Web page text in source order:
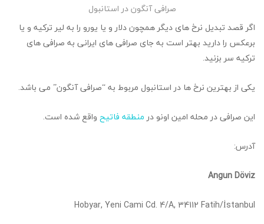
صرافی آنگون در استانبول
اگر قصد تبدیل نرخ های دیگر همچون دلار و یا یورو را به لیر ترکیه و یا
برعکس را دارید بهتر است به جای صرافی های ایرانی به صرافی های
ترکیه سر بزنید.
یکی از بهترین نرخ ها در استانبول مربوط به “صرافی آنگون” می باشد.
این صرافی در محله امین اونو درمنطقه فاتیح واقع شده است.
آدرس:
Angun Döviz
Hobyar, Yeni Cami Cd. 4/A, 34112 Fatih/İstanbul